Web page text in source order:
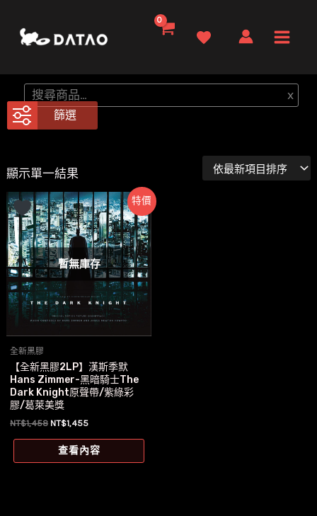
要
內
Menu
搜
尋
x
篩選
顯示單一結果
特價
暫無庫存
全新黑膠
【全新黑膠2LP】漢斯季默
Hans Zimmer-黑暗騎士The
Dark Knight原聲帶/紫綠彩
膠/葛萊美獎
NT$1,458 原
價
格：
NT$1,455目
價
格：
查看內容